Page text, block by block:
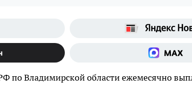
по Владимирской области ежемесячно